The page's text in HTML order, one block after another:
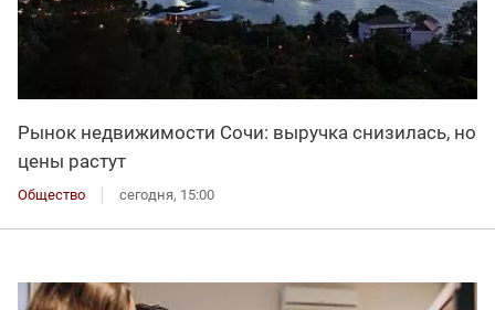
Рынок недвижимости Сочи: выручка снизилась, но
цены растут
Общество сегодня, 15:00